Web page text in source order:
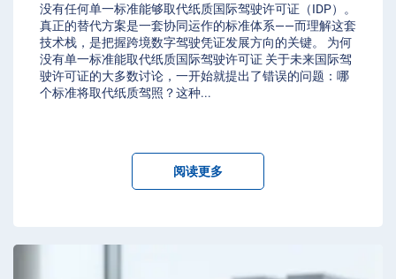
没有任何单一标准能够取代纸质国际驾驶许可证（IDP）。
真正的替代方案是一套协同运作的标准体系——而理解这套
技术栈，是把握跨境数字驾驶凭证发展方向的关键。 为何
没有单一标准能取代纸质国际驾驶许可证 关于未来国际驾
驶许可证的大多数讨论，一开始就提出了错误的问题：哪
个标准将取代纸质驾照？这种...
阅读更多